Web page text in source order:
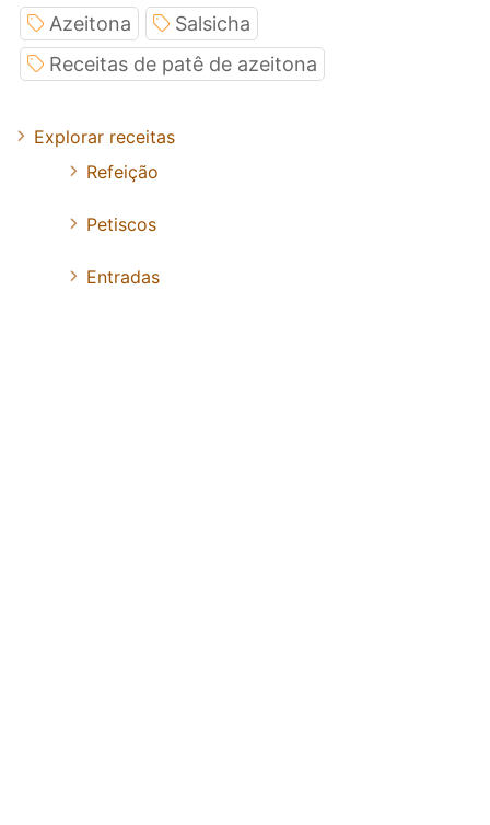
Azeitona
Salsicha
Receitas de patê de azeitona
Explorar receitas
Refeição
Petiscos
Entradas